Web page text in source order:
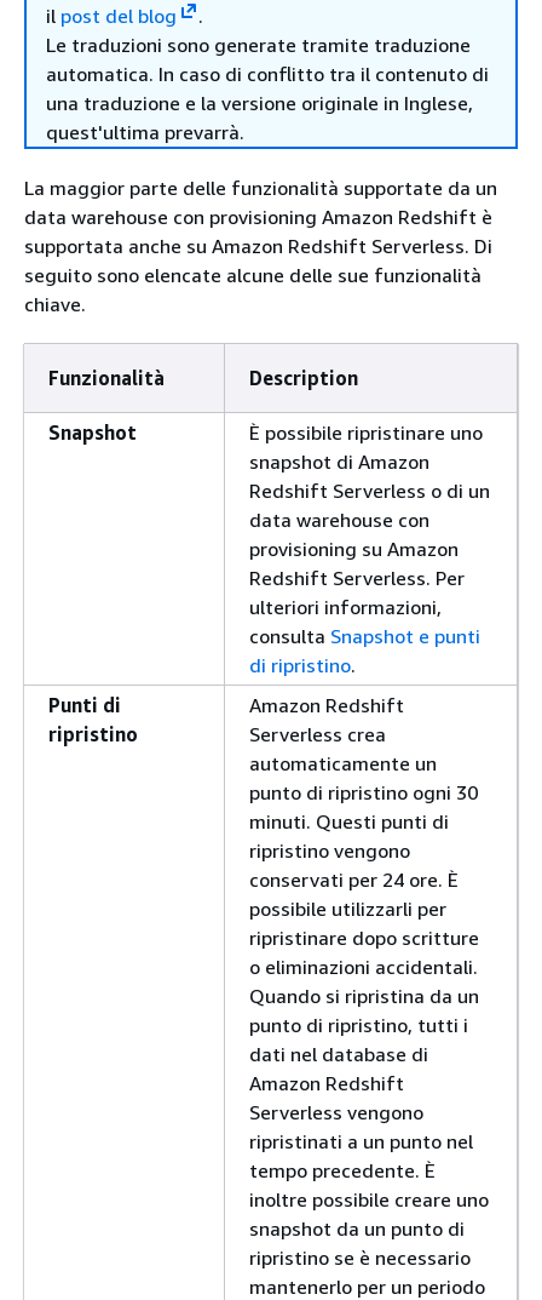
il post del blog
.
Le traduzioni sono generate tramite traduzione
automatica. In caso di conflitto tra il contenuto di
una traduzione e la versione originale in Inglese,
quest'ultima prevarrà.
La maggior parte delle funzionalità supportate da un
data warehouse con provisioning Amazon Redshift è
supportata anche su Amazon Redshift Serverless. Di
seguito sono elencate alcune delle sue funzionalità
chiave.
Funzionalità Description
Snapshot
È possibile ripristinare uno
snapshot di Amazon
Redshift Serverless o di un
data warehouse con
provisioning su Amazon
Redshift Serverless. Per
ulteriori informazioni,
consulta Snapshot e punti
di ripristino.
Punti di
ripristino
Amazon Redshift
Serverless crea
automaticamente un
punto di ripristino ogni 30
minuti. Questi punti di
ripristino vengono
conservati per 24 ore. È
possibile utilizzarli per
ripristinare dopo scritture
o eliminazioni accidentali.
Quando si ripristina da un
punto di ripristino, tutti i
dati nel database di
Amazon Redshift
Serverless vengono
ripristinati a un punto nel
tempo precedente. È
inoltre possibile creare uno
snapshot da un punto di
ripristino se è necessario
mantenerlo per un periodo